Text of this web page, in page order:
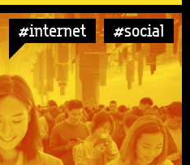
#internet #social